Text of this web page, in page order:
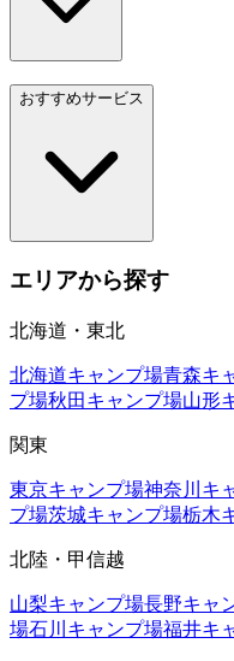
おすすめサービス
エリアから探す
北海道・東北
北海道キャンプ場青森キ
プ場秋田 キャンプ場山形
関東
東京キャンプ場神奈川 キ
プ場茨城キャンプ場栃木
北陸・甲信越
山梨キャンプ場長野キャ
場石川 キャンプ場福井キ